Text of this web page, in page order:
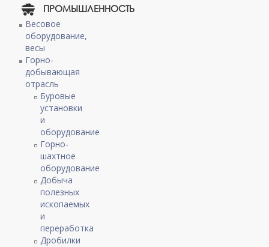
ПРОМЫШЛЕННОСТЬ
Весовое
оборудование,
весы
Горно-
добывающая
отрасль
Буровые
установки
и
оборудование
Горно-
шахтное
оборудование
Добыча
полезных
ископаемых
и
переработка
Дробилки